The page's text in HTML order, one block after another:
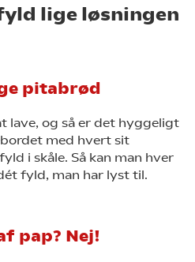
lige løsningen
pitabrød
lave, og så er det hyggeligt
med hvert sit
i skåle. Så kan man hver
fyld, man har lyst til.
pap? Nej!